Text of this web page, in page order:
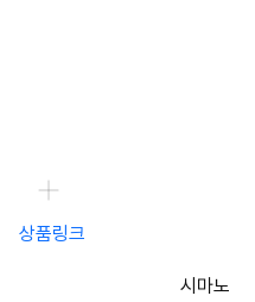
상품링크
시마노